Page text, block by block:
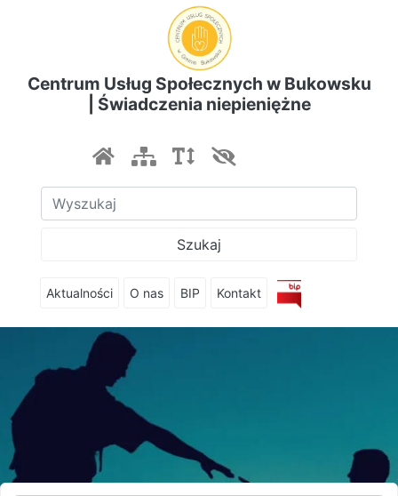
Centrum Usług Społecznych w Bukowsku
| Świadczenia niepieniężne
Szukaj
Aktualności O nas BIP Kontakt